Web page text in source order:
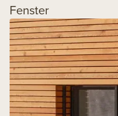
Fenster